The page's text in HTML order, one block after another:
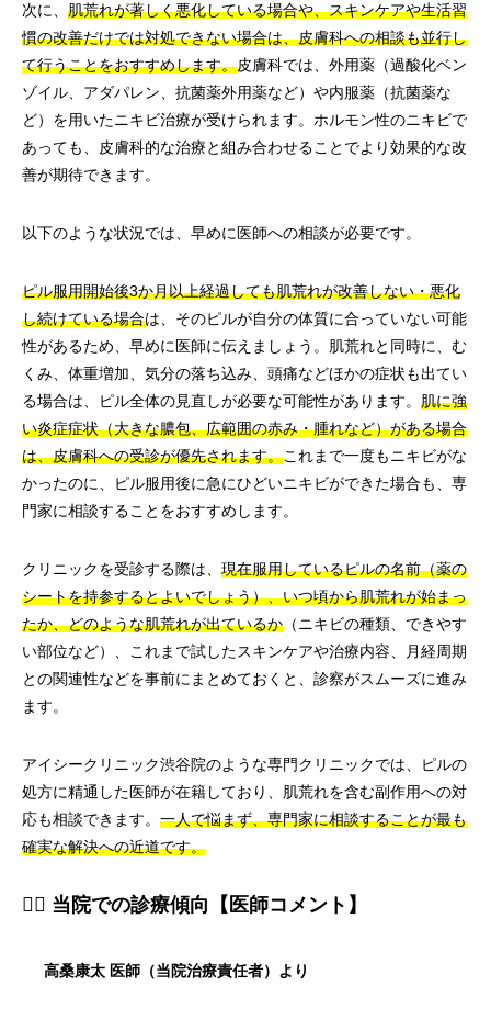
次に、 肌荒れが著しく悪化している場合や、スキンケアや生活習
慣の改善だけでは対処できない場合は、皮膚科への相談も並行し
て行うことをおすすめします。皮膚科では、外用薬（過酸化ベン
ゾイル、アダパレン、抗菌薬外用薬など）や内服薬（抗菌薬な
ど）を用いたニキビ治療が受けられます。ホルモン性のニキビで
あっても、皮膚科的な治療と組み合わせることでより効果的な改
善が期待できます。
以下のような状況では、早めに医師への相談が必要です。
ピル服用開始後3か月以上経過しても肌荒れが改善しない・悪化
し続けている場合は、そのピルが自分の体質に合っていない可能
性があるため、早めに医師に伝えましょう。肌荒れと同時に、む
くみ、体重増加、気分の落ち込み、頭痛などほかの症状も出てい
る場合は、ピル全体の見直しが必要な可能性があります。 肌に強
い炎症症状（大きな膿包、広範囲の赤み・腫れなど）がある場合
は、皮膚科への受診が優先されます。これまで一度もニキビがな
かったのに、ピル服用後に急にひどいニキビができた場合も、専
門家に相談することをおすすめします。
クリニックを受診する際は、 現在服用しているピルの名前（薬の
シートを持参するとよいでしょう）、いつ頃から肌荒れが始まっ
たか、どのような肌荒れが出ているか （ニキビの種類、できやす
い部位など）、これまで試したスキンケアや治療内容、月経周期
との関連性などを事前にまとめておくと、診察がスムーズに進み
ます。
アイシークリニック渋谷院のような専門クリニックでは、ピルの
処方に精通した医師が在籍しており、肌荒れを含む副作用への対
応も相談できます。 一人で悩まず、専門家に相談することが最も
確実な解決への近道です。
👨‍⚕️ 当院での診療傾向【医師コメント】
高桑康太 医師（当院治療責任者）より